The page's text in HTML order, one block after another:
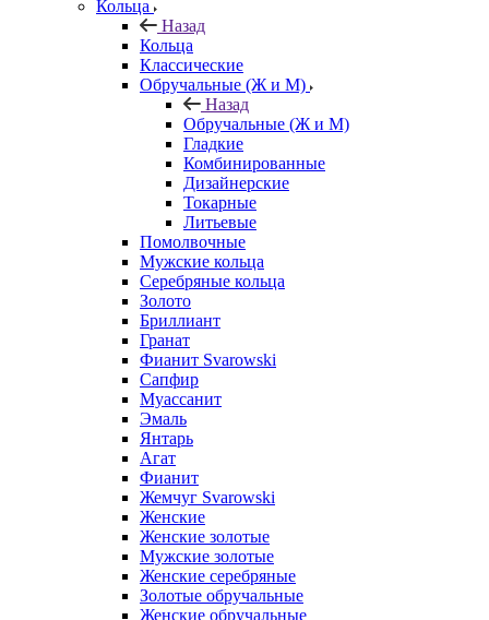
Кольца
Назад
Кольца
Классические
Обручальные (Ж и М)
Назад
Обручальные (Ж и М)
Гладкие
Комбинированные
Дизайнерские
Токарные
Литьевые
Помолвочные
Мужские кольца
Серебряные кольца
Золото
Бриллиант
Гранат
Фианит Svarowski
Сапфир
Муассанит
Эмаль
Янтарь
Агат
Фианит
Жемчуг Svarowski
Женские
Женские золотые
Мужские золотые
Женские серебряные
Золотые обручальные
Женские обручальные